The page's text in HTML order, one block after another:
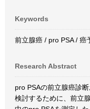
Keywords
前立腺癌 / pro PSA / 癌
Research Abstract
pro PSAの前立腺癌診
検討するために、前立